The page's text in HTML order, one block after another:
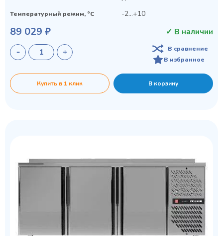
Температурный режим, °C -2...+10
89 029 ₽ ✓ В наличии
В сравнение
В избранное
Купить в 1 клик В корзину